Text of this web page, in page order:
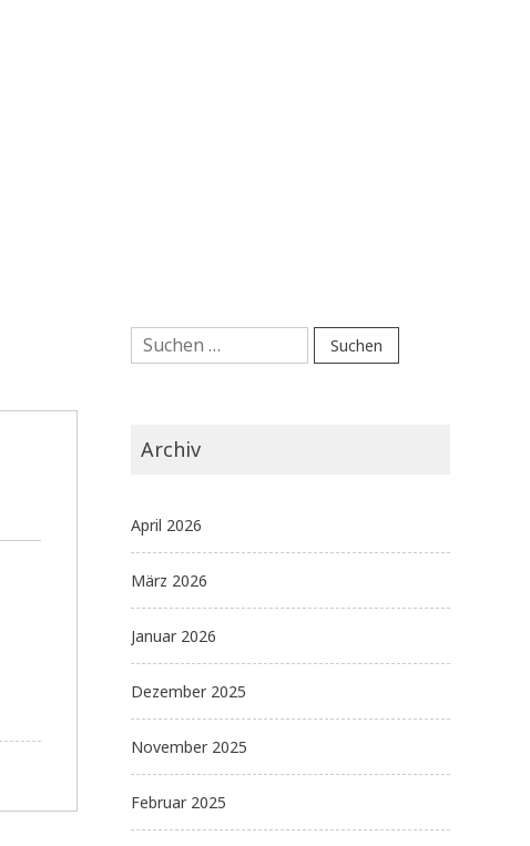
Suchen
nach:
Archiv
April 2026
März 2026
Januar 2026
Dezember 2025
November 2025
Februar 2025